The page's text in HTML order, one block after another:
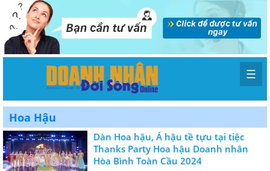
☰
Hoa Hậu
Dàn Hoa hậu, Á hậu tề tựu tại tiệc
Thanks Party Hoa hậu Doanh nhân
Hòa Bình Toàn Cầu 2024